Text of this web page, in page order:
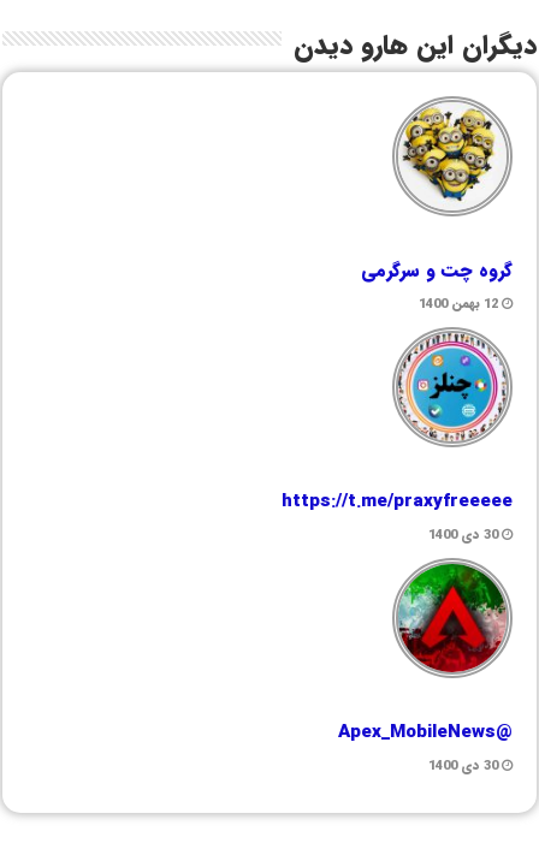
دیگران این هارو دیدن
گروه چت و سرگرمی
12 بهمن 1400
https://t.me/praxyfreeeee
30 دی 1400
@Apex_MobileNews
30 دی 1400